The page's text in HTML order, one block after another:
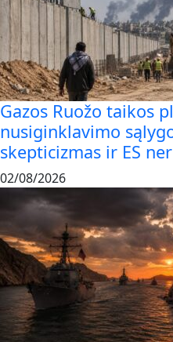
Gazos Ruožo taikos
nusiginklavimo
skepticizmas ir ES
02/08/2026